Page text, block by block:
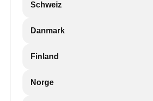
Schweiz
Danmark
Finland
Norge